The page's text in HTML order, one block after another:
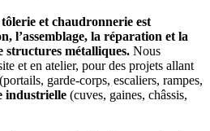
et chaudronnerie est
l’assemblage, la réparation et la
structures métalliques. Nous
et en atelier, pour des projets allant
(portails, garde-corps, escaliers, rampes,
industrielle (cuves, gaines, châssis,